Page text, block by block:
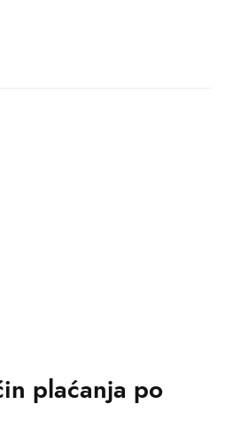
plaćanja po